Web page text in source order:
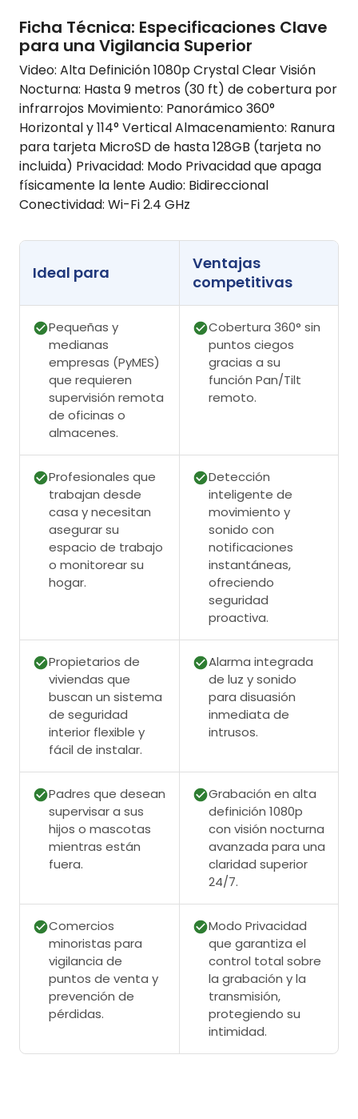
Ficha Técnica: Especificaciones Clave
para una Vigilancia Superior
Video: Alta Definición 1080p Crystal Clear Visión
Nocturna: Hasta 9 metros (30 ft) de cobertura por
infrarrojos Movimiento: Panorámico 360°
Horizontal y 114° Vertical Almacenamiento: Ranura
para tarjeta MicroSD de hasta 128GB (tarjeta no
incluida) Privacidad: Modo Privacidad que apaga
físicamente la lente Audio: Bidireccional
Conectividad: Wi-Fi 2.4 GHz
Ideal para
Ventajas
competitivas
Pequeñas y
medianas
empresas (PyMES)
que requieren
supervisión remota
de oficinas o
almacenes.
Cobertura 360° sin
puntos ciegos
gracias a su
función Pan/Tilt
remoto.
Profesionales que
trabajan desde
casa y necesitan
asegurar su
espacio de trabajo
o monitorear su
hogar.
Detección
inteligente de
movimiento y
sonido con
notificaciones
instantáneas,
ofreciendo
seguridad
proactiva.
Propietarios de
viviendas que
buscan un sistema
de seguridad
interior flexible y
fácil de instalar.
Alarma integrada
de luz y sonido
para disuasión
inmediata de
intrusos.
Padres que desean
supervisar a sus
hijos o mascotas
mientras están
fuera.
Grabación en alta
definición 1080p
con visión nocturna
avanzada para una
claridad superior
24/7.
Comercios
minoristas para
vigilancia de
puntos de venta y
prevención de
pérdidas.
Modo Privacidad
que garantiza el
control total sobre
la grabación y la
transmisión,
protegiendo su
intimidad.